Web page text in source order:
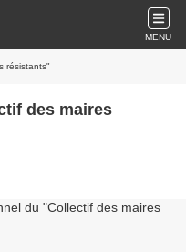
MENU
résistants"
des maires